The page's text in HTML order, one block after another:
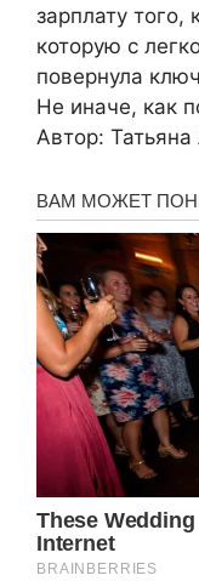
зарплату того,
которую с
повернула
Не иначе, как
Автор: Татьяна